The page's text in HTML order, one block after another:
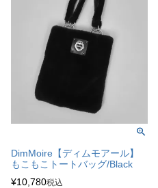
DimMoire【ディムモアール】
もこもこトートバッグ/Black
¥10,780税込